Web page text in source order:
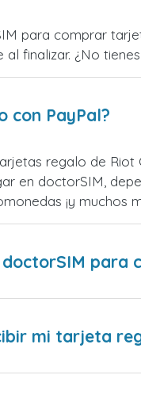
para comprar
finalizar. ¿No
con PayPal?
regalo de
en doctorSIM,
¡y muchos
mi tarjeta